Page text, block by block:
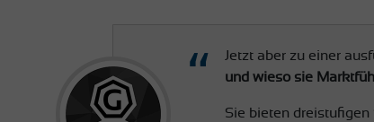
Jetzt aber zu einer
und wieso sie
Sie bieten dreistufigen